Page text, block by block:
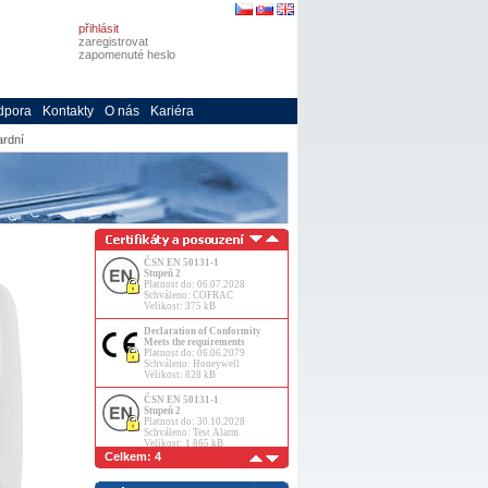
přihlásit
zaregistrovat
zapomenuté heslo
Kontakty O nás
Kariéra
ČSN EN 50131-1
Stupeň 2
Platnost do: 06.07.2028
Schváleno: COFRAC
Velikost: 375 kB
Declaration of Conformity
Meets the requirements
Platnost do: 06.06.2079
Schváleno: Honeywell
Velikost: 828 kB
ČSN EN 50131-1
Stupeň 2
Platnost do: 30.10.2028
Schváleno: Test Alarm
Velikost: 1 865 kB
NBÚ
SS91=2
Celkem: 4